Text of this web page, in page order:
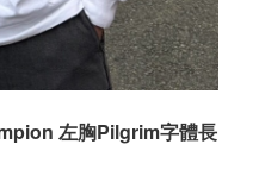
左胸Pilgrim字體長